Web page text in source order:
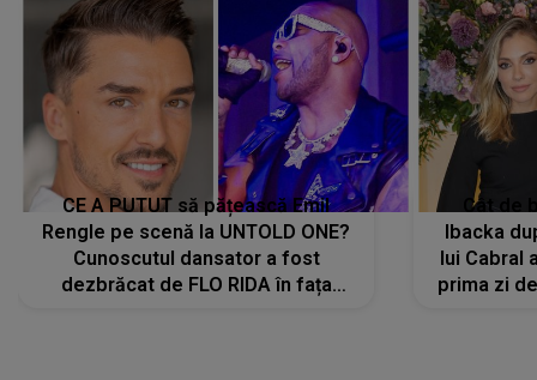
CE A PUTUT să pățească Emil
Rengle pe scenă la UNTOLD ONE?
Cunoscutul dansator a fost
dezbrăcat de FLO RIDA în fața
Cât de
Ibacka
lui Cabral
prima zi